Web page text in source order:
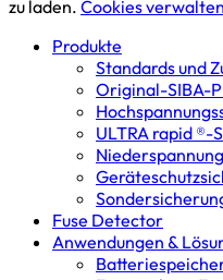
zu laden. Cookies verwalten
Produkte
Standards und
Original-SIBA-
ULTRA rapid ®-
Fuse Detector
Anwendungen &